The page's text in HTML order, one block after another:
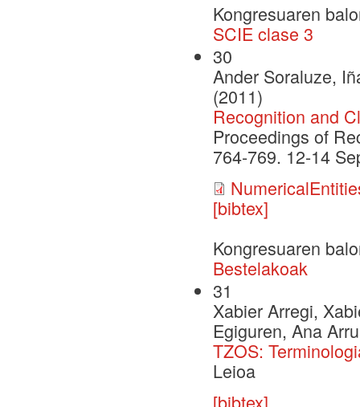
Kongresuaren
SCIE clase 3
30
Ander Soraluze,
(2011)
Recognition and
Proceedings of
764-769. 12-14
[bibtex]
Kongresuaren
Bestelakoak
31
Xabier Arregi,
Egiguren, Ana
TZOS:
Leioa
[bibtex]